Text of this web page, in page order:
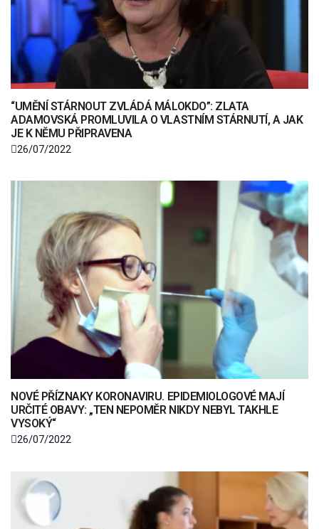
“UMĚNÍ STÁRNOUT ZVLÁDÁ MÁLOKDO”: ZLATA
ADAMOVSKÁ PROMLUVILA O VLASTNÍM STÁRNUTÍ, A JAK
JE K NĚMU PŘIPRAVENA
26/07/2022
NOVÉ PŘÍZNAKY KORONAVIRU. EPIDEMIOLOGOVÉ MAJÍ
URČITÉ OBAVY: „TEN NEPOMĚR NIKDY NEBYL TAKHLE
VYSOKÝ“
26/07/2022